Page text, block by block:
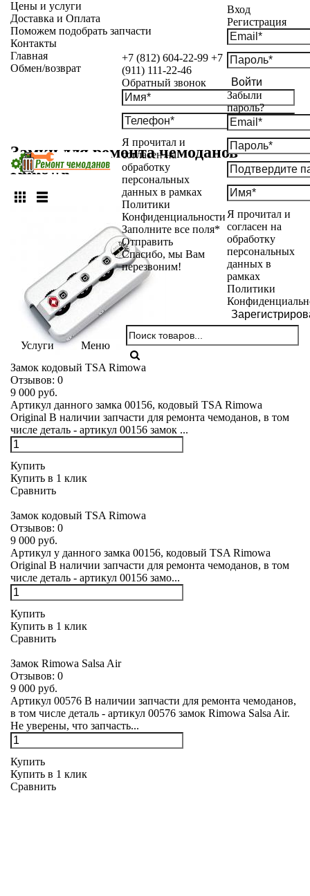
+7 (812) 604-22-99 +7
(911) 111-22-46
Обратный звонок
Я прочитал и
согласен на
обработку
персональных
данных в рамках
Политики
Конфиденциальности
Заполните все поля*
Отправить
Спасибо, мы Вам
перезвоним!
Вход
Регистрация
Войти
Забыли
пароль?
Я прочитал и
согласен на
обработку
персональных
данных в
рамках
Политики
Услуги Меню
Цены и услуги
Доставка и Оплата
Поможем подобрать запчасти
Контакты
Главная
Обмен/возврат
Замки для ремонта чемоданов
Rimowa
Замок кодовый TSA Rimowa
Отзывов: 0
9 000 руб.
Артикул данного замка 00156, кодовый TSA Rimowa
Original В наличии запчасти для ремонта чемоданов, в том
числе деталь - артикул 00156 замок ...
Купить
Купить в 1 клик
Сравнить
Замок кодовый TSA Rimowa
Отзывов: 0
9 000 руб.
Артикул у данного замка 00156, кодовый TSA Rimowa
Original В наличии запчасти для ремонта чемоданов, в том
числе деталь - артикул 00156 замо...
Купить
Купить в 1 клик
Сравнить
Замок Rimowa Salsa Air
Отзывов: 0
9 000 руб.
Артикул 00576 В наличии запчасти для ремонта чемоданов,
в том числе деталь - артикул 00576 замок Rimowa Salsa Air.
Не уверены, что запчасть...
Купить
Купить в 1 клик
Сравнить